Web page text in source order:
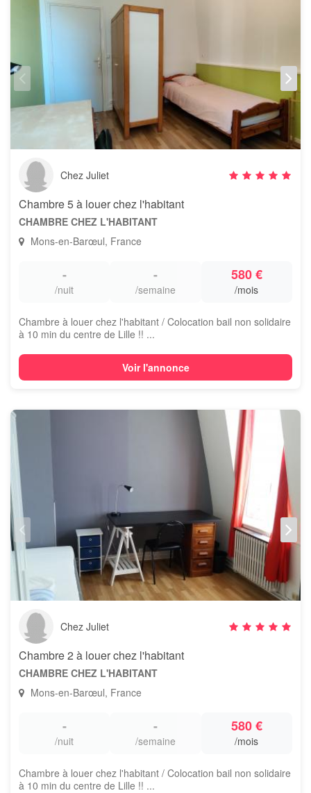
Chez Juliet
Chambre 5 à louer chez l'habitant
CHAMBRE CHEZ L'HABITANT
Mons-en-Barœul, France
-
/nuit
-
/semaine
580 €
/mois
Chambre à louer chez l'habitant / Colocation bail non solidaire
à 10 min du centre de Lille !! ...
Voir l'annonce
Chez Juliet
Chambre 2 à louer chez l'habitant
CHAMBRE CHEZ L'HABITANT
Mons-en-Barœul, France
-
/nuit
-
/semaine
580 €
/mois
Chambre à louer chez l'habitant / Colocation bail non solidaire
à 10 min du centre de Lille !! ...